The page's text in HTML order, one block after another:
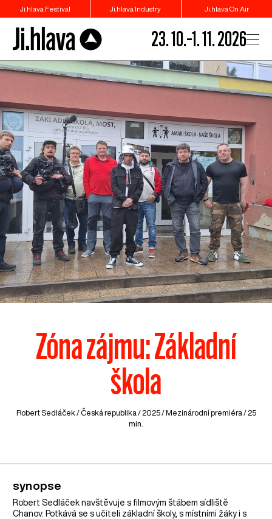
Ji.hlava Festival Ji.hlava Industry Ji.hlava On Air
23. 10.–1. 11. 2026
Zóna zájmu: Základní
škola
Robert Sedláček /Česká republika / 2025 / Mezinárodní premiéra / 25
min.
synopse
Robert Sedláček navštěvuje s filmovým štábem sídliště
Chanov. Potkává se s učiteli základní školy, s místními žáky i s